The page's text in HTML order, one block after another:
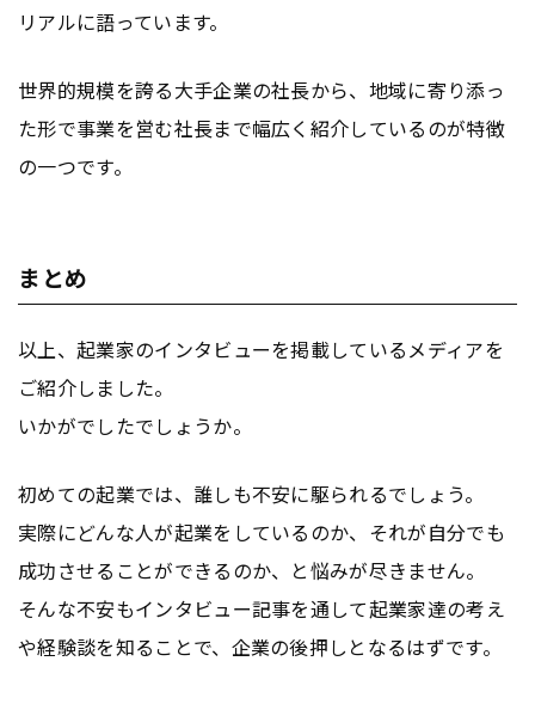
リアルに語っています。
世界的規模を誇る大手企業の社長から、地域に寄り添っ
た形で事業を営む社長まで幅広く紹介しているのが特徴
の一つです。
まとめ
以上、起業家のインタビューを掲載しているメディアを
ご紹介しました。
いかがでしたでしょうか。
初めての起業では、誰しも不安に駆られるでしょう。
実際にどんな人が起業をしているのか、それが自分でも
成功させることができるのか、と悩みが尽きません。
そんな不安もインタビュー記事を通して起業家達の考え
や経験談を知ることで、企業の後押しとなるはずです。